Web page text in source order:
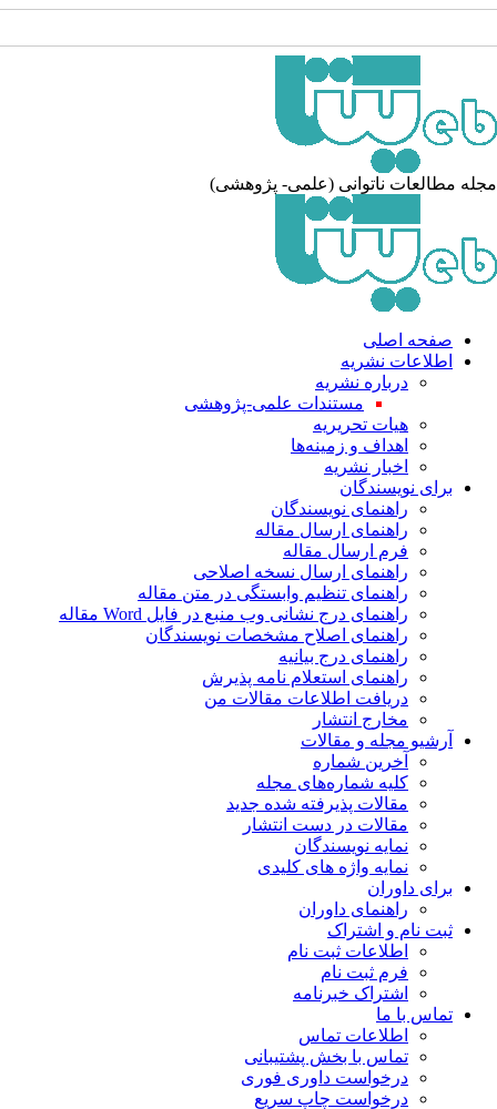
مطالعات ناتوانی (علمی- پژوهشی)
صفحه اصلی
اطلاعات نشریه
درباره نشریه
مستندات علمی-پژوهشی
هیات تحریریه
اهداف و زمینه‌ها
اخبار نشریه
برای نویسندگان
راهنمای نویسندگان
راهنمای ارسال مقاله
فرم ارسال مقاله
راهنمای ارسال نسخه اصلاحی
راهنمای تنظیم وابستگی در متن مقاله
راهنمای درج نشانی وب منبع در فایل Word مقاله
راهنمای اصلاح مشخصات نویسندگان
راهنمای درج بیانیه
راهنمای استعلام نامه پذیرش
دریافت اطلاعات مقالات من
مخارج انتشار
آرشیو مجله و مقالات
آخرین شماره
کلیه شماره‌های مجله
مقالات پذیرفته شده جدید
مقالات در دست انتشار
نمایه نویسندگان
نمایه واژه های کلیدی
برای داوران
راهنمای داوران
ثبت نام و اشتراک
اطلاعات ثبت نام
فرم ثبت نام
اشتراک خبرنامه
تماس با ما
اطلاعات تماس
تماس با بخش پشتیبانی
درخواست داوری فوری
درخواست چاپ سریع